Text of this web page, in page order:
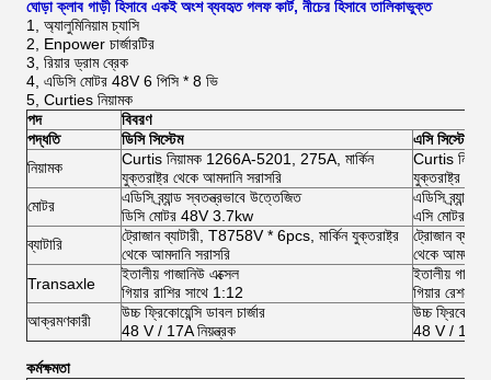
ঘোড়া ক্লাব গাড়ী হিসাবে একই অংশ ব্যবহৃত গলফ কার্ট, নীচের হিসাবে তালিকাভুক্ত
1, অ্যালুমিনিয়াম চ্যাসি
2, Enpower চার্জারটির
3, রিয়ার ড্রাম ব্রেক
4, এডিসি মোটর 48V 6 পিসি * 8 ভি
5, Curties নিয়ামক
পদ
বিবরণ
পদ্ধতি
ডিসি সিস্টেম
এসি সিস্টেম
নিয়ামক
Curtis নিয়ামক 1266A-5201, 275A, মার্কিন
যুক্তরাষ্ট্র থেকে আমদানি সরাসরি
Curtis
যুক্তরাষ্ট্র
মোটর
এডিসি ব্র্যান্ড স্বতন্ত্রভাবে উত্তেজিত
ডিসি মোটর 48V 3.7kw
এডিসি ব্র্যান্ড
এসি মোটর
ব্যাটারি
ট্রোজান ব্যাটারী, T8758V * 6pcs, মার্কিন যুক্তরাষ্ট্র
থেকে আমদানি সরাসরি
ট্রোজান
থেকে আমদানি
Transaxle
ইতালীয় গাজানিউ এক্সেল
গিয়ার রাশির সাথে 1:12
ইতালীয়
গিয়ার রেশন
আক্রমণকারী
উচ্চ ফ্রিকোয়েন্সি ডাবল চার্জার
48 V / 17A নিয়ন্ত্রক
উচ্চ
48 V / 17A
কর্মক্ষমতা